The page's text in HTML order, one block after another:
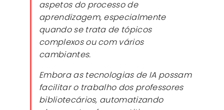
aspetos do processo de
aprendizagem, especialmente
quando se trata de tópicos
complexos ou com vários
cambiantes.
Embora as tecnologias de IA possam
facilitar o trabalho dos professores
bibliotecários, automatizando